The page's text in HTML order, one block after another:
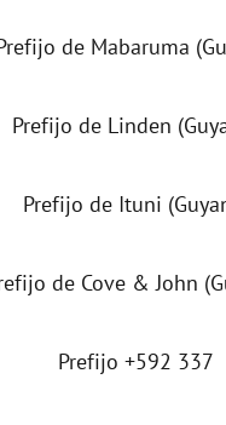
de Mabaruma
Prefijo de Linden
Prefijo de Ituni
de Cove & John
Prefijo +592 337